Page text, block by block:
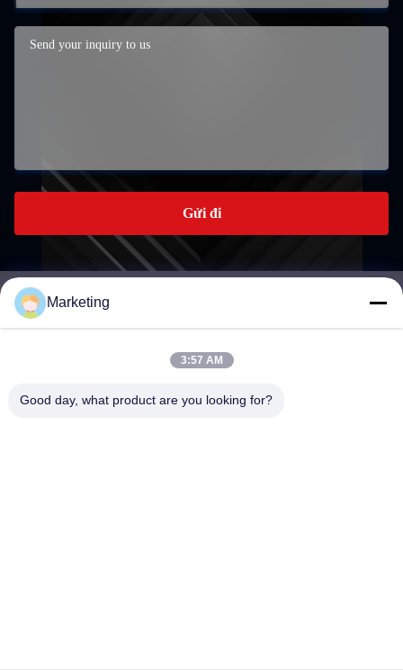
Gửi đi
marketing@hwashi.com
Marketing
3:57 AM
Good day, what product are you looking for?